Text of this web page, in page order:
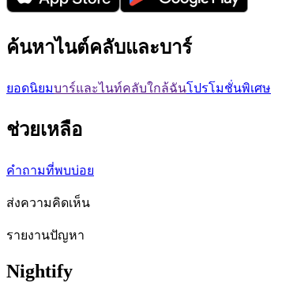
ค้นหาไนต์คลับและบาร์
ยอดนิยมบาร์และไนท์คลับใกล้ฉันโปรโมชั่นพิเศษ
ช่วยเหลือ
คำถามที่พบบ่อย
ส่งความคิดเห็น
รายงานปัญหา
Nightify